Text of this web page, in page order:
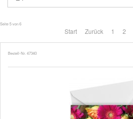
Seite 5 von 6
Start Zurück 1 2
Bestell-Nr. 47340